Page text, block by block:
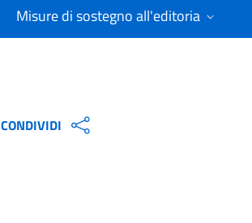
Misure di sostegno all'editoria
CONDIVIDI